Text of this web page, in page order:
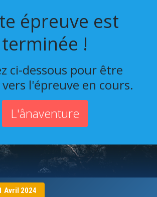
épreuve est
terminée !
ci-dessous pour être
l'épreuve en cours.
L'ânaventure
Avril 2024